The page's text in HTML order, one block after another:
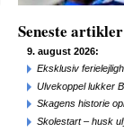
Seneste artikler
9. august 2026:
Eksklusiv
Ulvekoppel lukker
Skagens historie
Skolestart – husk